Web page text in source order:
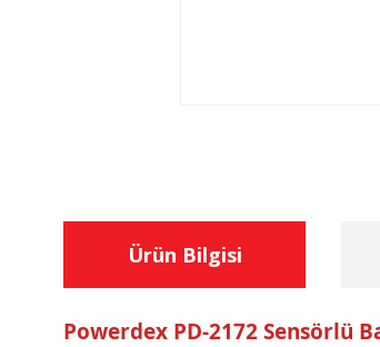
Ürün Bilgisi
Powerdex PD-2172 Sensörlü